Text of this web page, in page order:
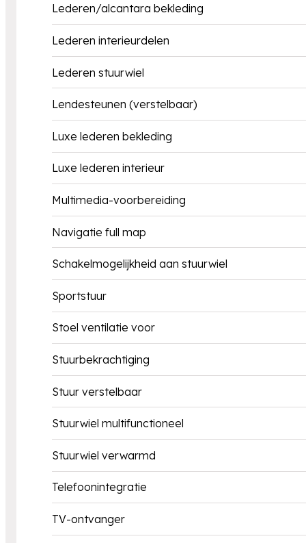
Lederen/alcantara bekleding
Lederen interieurdelen
Lederen stuurwiel
Lendesteunen (verstelbaar)
Luxe lederen bekleding
Luxe lederen interieur
Multimedia-voorbereiding
Navigatie full map
Schakelmogelijkheid aan stuurwiel
Sportstuur
Stoel ventilatie voor
Stuurbekrachtiging
Stuur verstelbaar
Stuurwiel multifunctioneel
Stuurwiel verwarmd
Telefoonintegratie
TV-ontvanger